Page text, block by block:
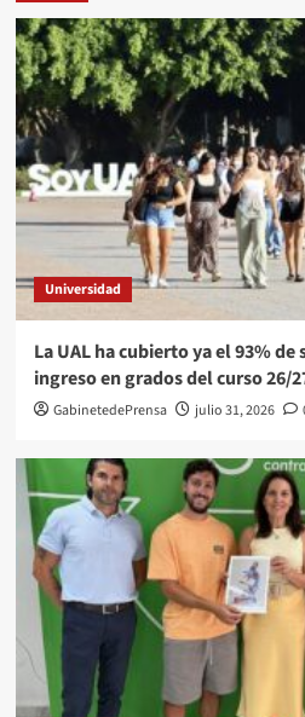
Universidad
La UAL ha cubierto ya el 93% de
ingreso en grados del curso 26/
GabinetedePrensa julio 31, 2026